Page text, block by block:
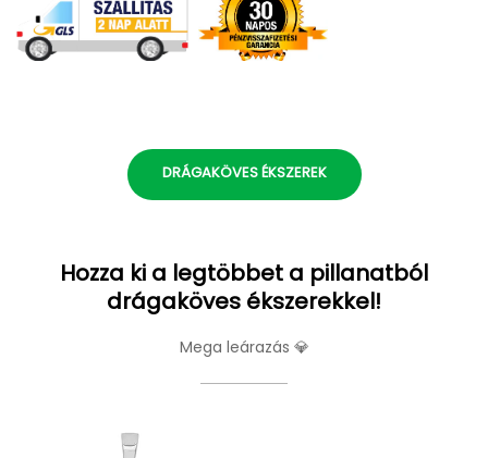
DRÁGAKÖVES ÉKSZEREK
Hozza ki a legtöbbet a pillanatból
drágaköves ékszerekkel!
Mega leárazás 💎